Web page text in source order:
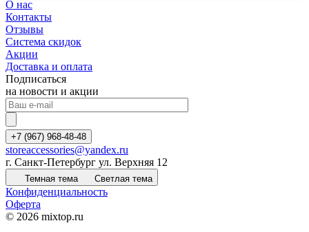
О нас
Контакты
Отзывы
Система скидок
Акции
Доставка и оплата
Подписаться
на новости и акции
+7 (967) 968-48-48
storeaccessories@yandex.ru
г. Санкт-Петербург ул. Верхняя 12
Темная тема Светлая тема
Конфиденциальность
Оферта
© 2026 mixtop.ru